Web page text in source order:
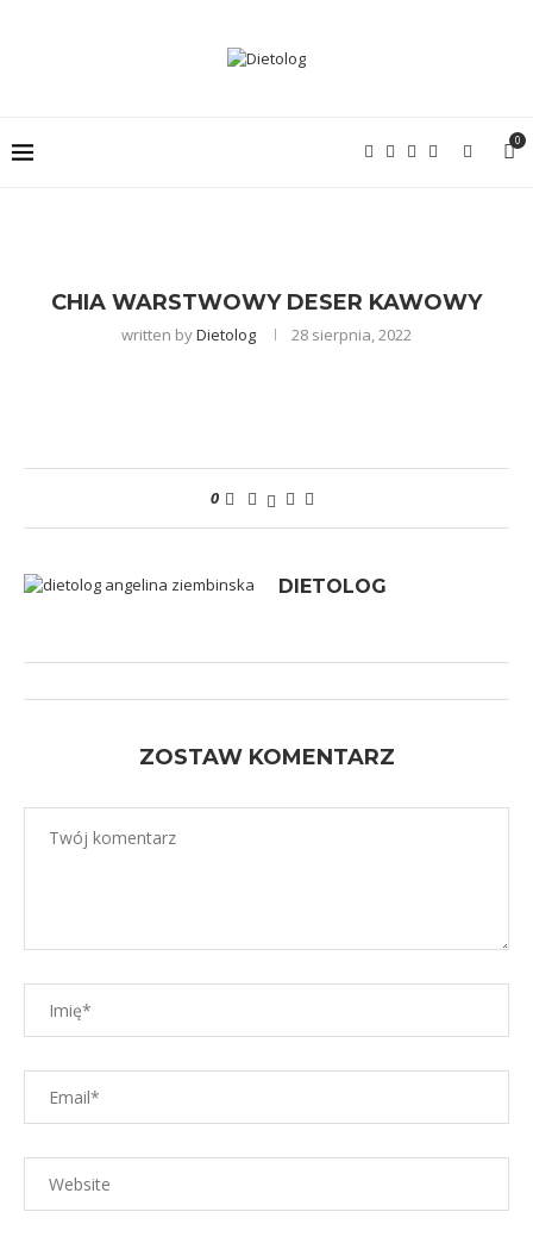
0
CHIA WARSTWOWY DESER KAWOWY
written byDietolog 28 sierpnia, 2022
0
DIETOLOG
ZOSTAW KOMENTARZ